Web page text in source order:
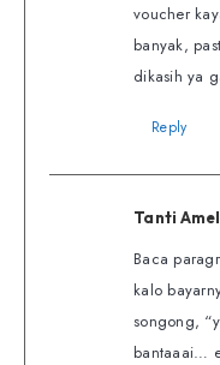
voucher
banyak,
dikasih ya
Reply
Tanti
Baca
kalo
songong,
bantaaai…